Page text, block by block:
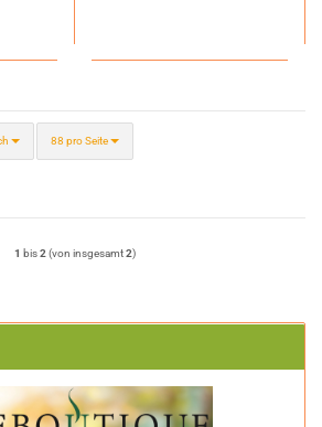
88 pro Seite
pro Seite
1 bis2 (von insgesamt2)